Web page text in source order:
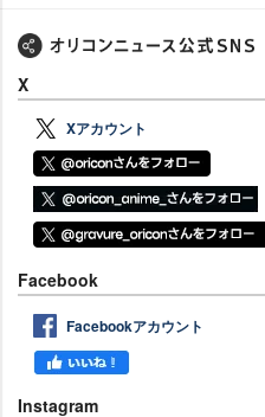
X
Xアカウント
Facebook
Facebookアカウント
Instagram